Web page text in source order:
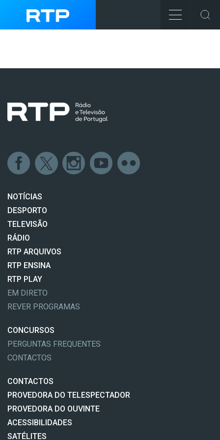
NOTÍCIAS
DESPORTO
TELEVISÃO
RÁDIO
RTP ARQUIVOS
RTP ENSINA
RTP PLAY
EM DIRETO
REVER PROGRAMAS
CONCURSOS
PERGUNTAS FREQUENTES
CONTACTOS
CONTACTOS
PROVEDORA DO TELESPECTADOR
PROVEDORA DO OUVINTE
ACESSIBILIDADES
SATÉLITES